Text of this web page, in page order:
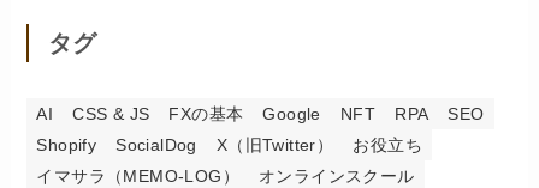
タグ
AI CSS & JS FXの基本 Google NFT RPA
SEO
Shopify
SocialDog X（旧Twitter）
お役立ち
イマサラ（MEMO-LOG）
オンラインスクール